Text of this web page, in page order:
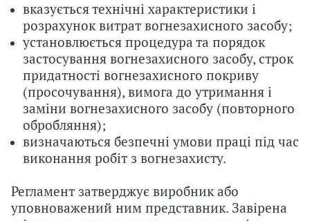
вказується технічні характеристики і
розрахунок витрат вогнезахисного засобу;
установлюється процедура та порядок
застосування вогнезахисного засобу, строк
придатності вогнезахисного покриву
(просочування), вимога до утримання і
заміни вогнезахисного засобу (повторного
обробляння);
визначаються безпечні умови праці під час
виконання робіт з вогнезахисту.
Регламент затверджує виробник або
уповноважений ним представник. Завірена